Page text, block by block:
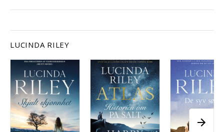
LUCINDA RILEY